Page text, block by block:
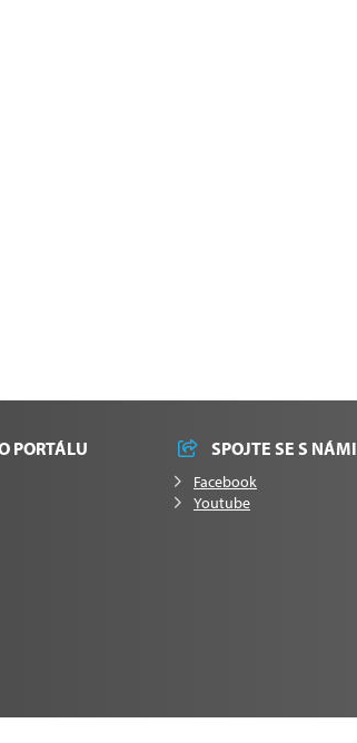
PORTÁLU SPOJTE SE S NÁMI
Facebook
Youtube